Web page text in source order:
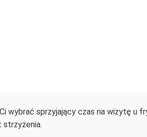
sprzyjający czas na wizytę u
strzyżenia.